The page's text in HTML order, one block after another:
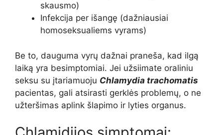
skausmo)
Infekcija per išangę (dažniausiai
homoseksualiems vyrams)
Be to, dauguma vyrų dažnai praneša, kad ilgą
laiką yra besimptomiai. Jei užsiimate oraliniu
seksu su įtariamuoju Chlamydia trachomatis
pacientas, gali atsirasti gerklės problemų, o ne
užteršimas aplink šlapimo ir lyties organus.